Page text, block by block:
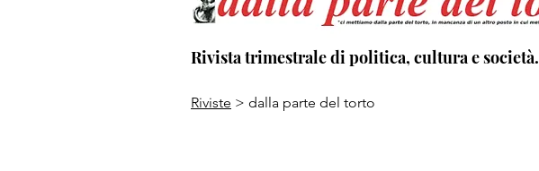
Rivista trimestrale di politica, cultura e società.
Riviste > dalla parte del torto